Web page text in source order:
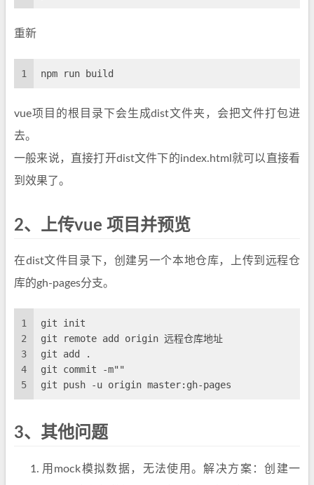
重新
1 npm run build
vue项目的根目录下会生成dist文件夹，会把文件打包进
去。
一般来说，直接打开dist文件下的index.html就可以直接看
到效果了。
2、上传vue 项目并预览
在dist文件目录下，创建另一个本地仓库，上传到远程仓
库的gh-pages分支。
1
2
3
4
5
git init
git remote add origin 远程仓库地址
git add .
git commit -m""
git push -u origin master:gh-pages
3、其他问题
用mock模拟数据，无法使用。解决方案：创建一